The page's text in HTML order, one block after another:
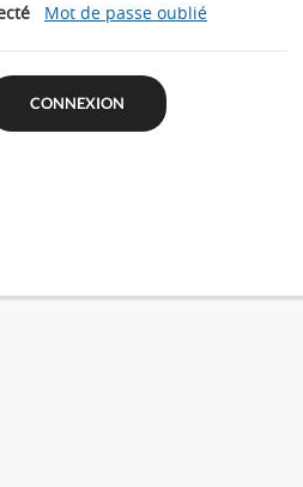
Mot de passe oublié